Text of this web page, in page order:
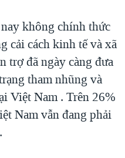
không chính thức
cải cách kinh tế và xã
trợ đã ngày càng đưa
tham nhũng và
Việt Nam . Trên 26%
Nam vẫn đang phải